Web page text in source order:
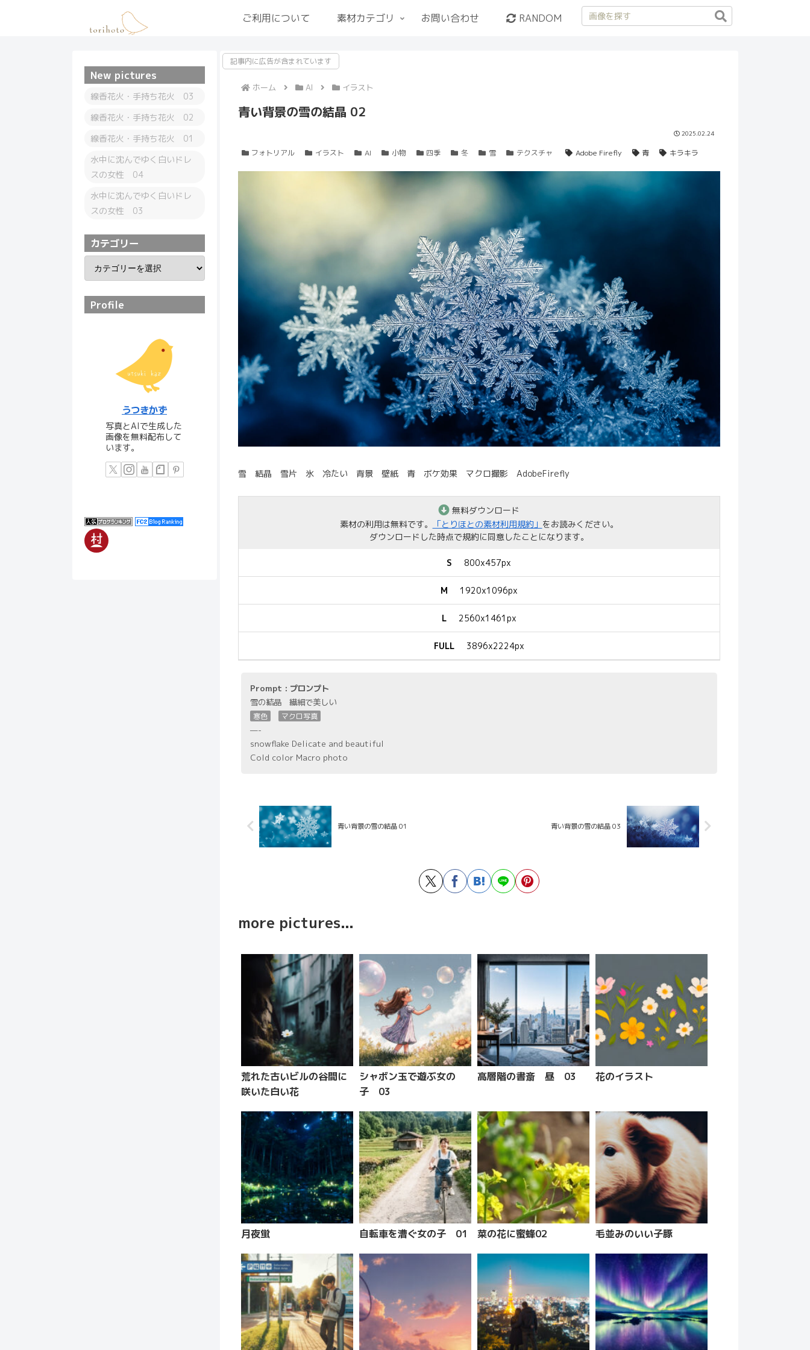
ご利用について 素材カテゴリ お問い合わせ RANDOM
記事内に広告が含まれています
ホーム AI イラスト
青い背景の雪の結晶 02
2025.02.24
フォトリアル イラスト AI 小物 四季 冬 雪 テクスチャ Adobe Firefly 青 キラキラ
雪 結晶 雪片 氷 冷たい 背景 壁紙 青 ボケ効果 マクロ撮影 AdobeFirefly
無料ダウンロード
素材の利用は無料です。
「とりほとの素材利用規約」 をお読みください。
ダウンロードした時点で規約に同意したことになります。
S 800x457px
M 1920x1096px
L 2560x1461px
FULL 3896x2224px
Prompt : プロンプト
雪の結晶 繊細で美しい
寒色 マクロ写真
—-
snowflake Delicate and beautiful
Cold color Macro photo
青い背景の雪の結晶 01 青い背景の雪の結晶 03
more pictures...
荒れた古いビルの谷間に
咲いた白い花
シャボン玉で遊ぶ女の
子 03
高層階の書斎 昼 03 花のイラスト
月夜蛍 自転車を漕ぐ女の子 01 菜の花に蜜蜂02 毛並みのいい子豚
New pictures
線香花火・手持ち花火 03
線香花火・手持ち花火 02
線香花火・手持ち花火 01
水中に沈んでゆく白いドレ
スの女性 04
水中に沈んでゆく白いドレ
スの女性 03
カテゴリー
Profile
うつきかず
写真とAIで生成した
画像を無料配布して
います。